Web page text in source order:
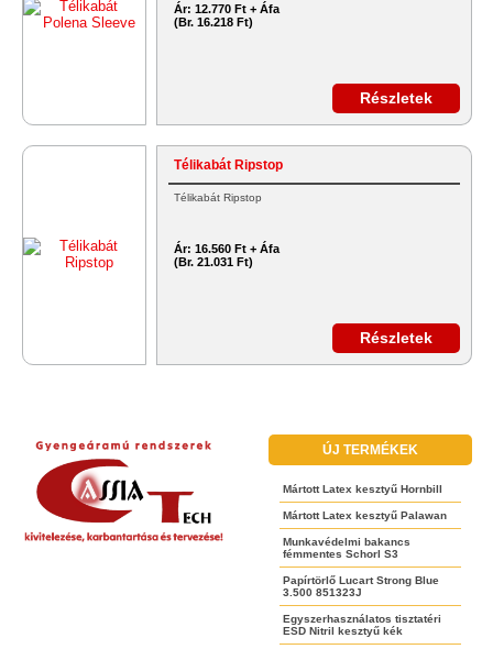
Ár: 12.770 Ft + Áfa
(Br. 16.218 Ft)
Részletek
Télikabát Ripstop
Télikabát Ripstop
Ár: 16.560 Ft + Áfa
(Br. 21.031 Ft)
Részletek
ÚJ TERMÉKEK
Mártott Latex kesztyű Hornbill
Mártott Latex kesztyű Palawan
Munkavédelmi bakancs
fémmentes Schorl S3
Papírtörlő Lucart Strong Blue
3.500 851323J
Egyszerhasználatos tisztatéri
ESD Nitril kesztyű kék